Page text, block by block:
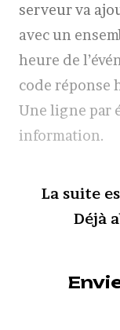
serveur va
avec un
heure de
code réponse
Une ligne par
information.
La suite
Déjà